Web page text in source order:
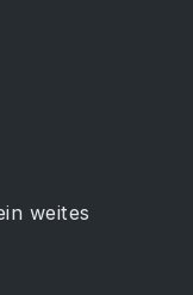
weites